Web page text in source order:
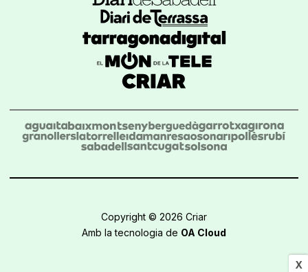
X
Copyright © 2026 Criar
Amb la tecnologia de OA Cloud